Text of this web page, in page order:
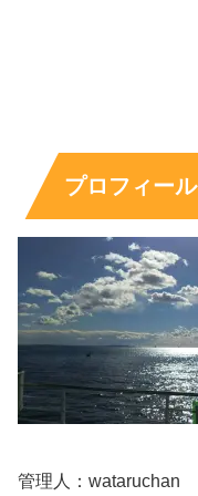
プロフィール
管理人：wataruchan